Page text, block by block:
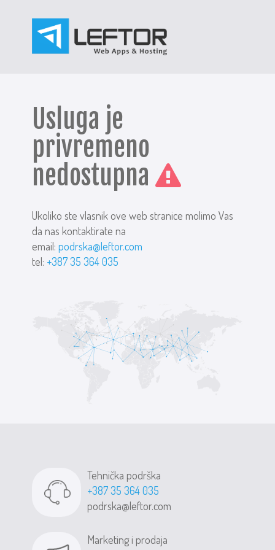
Usluga je
privremeno
nedostupna
Ukoliko ste vlasnik ove web stranice molimo Vas
da nas kontaktirate na
email:podrska@leftor.com
tel: +387 35 364 035
Tehnička podrška
+387 35 364 035
podrska@leftor.com
Marketing i prodaja